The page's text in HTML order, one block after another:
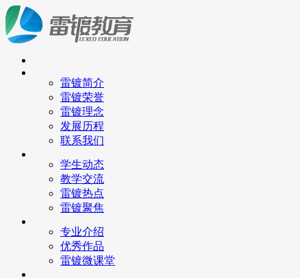
雷镀简介
雷镀荣誉
雷镀理念
发展历程
联系我们
学生动态
教学交流
雷镀热点
雷镀聚焦
专业介绍
优秀作品
雷镀微课堂